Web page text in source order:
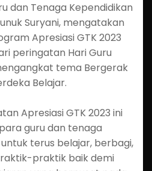
dan Tenaga Kependidikan
Suryani, mengatakan
Apresiasi GTK 2023
peringatan Hari Guru
tema Bergerak
Belajar.
Apresiasi GTK 2023 ini
guru dan tenaga
terus belajar, berbagi,
praktik baik demi